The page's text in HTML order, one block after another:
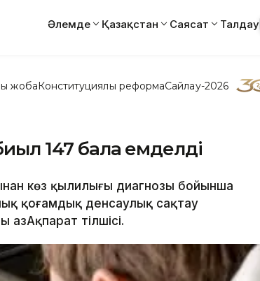
Әлемде Қазақстан Саясат Талдау
жобаКонституциялық реформаСайлау-2026
147 бала емделді
көз қылилығы диагнозы бойынша
қоғамдық денсаулық сақтау
тілшісі.